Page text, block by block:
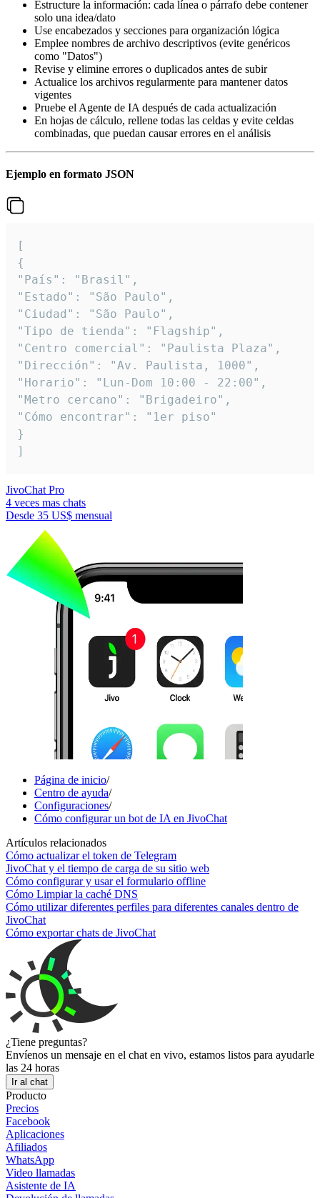
Estructure la información: cada línea o párrafo debe contener
solo una idea/dato
Use encabezados y secciones para organización lógica
Emplee nombres de archivo descriptivos (evite genéricos
como "Datos")
Revise y elimine errores o duplicados antes de subir
Actualice los archivos regularmente para mantener datos
vigentes
Pruebe el Agente de IA después de cada actualización
En hojas de cálculo, rellene todas las celdas y evite celdas
combinadas, que puedan causar errores en el análisis
Ejemplo en formato JSON
[
{
"País": "Brasil",
"Estado": "São Paulo",
"Ciudad": "São Paulo",
"Tipo de tienda": "Flagship",
"Centro comercial": "Paulista Plaza",
"Dirección": "Av. Paulista, 1000",
"Horario": "Lun-Dom 10:00 - 22:00",
"Metro cercano": "Brigadeiro",
"Cómo encontrar": "1er piso"
}
]
JivoChat Pro
4 veces mas chats
Desde 35 US$ mensual
Página de inicio/
Centro de ayuda/
Configuraciones/
Cómo configurar un bot de IA en JivoChat
Artículos relacionados
Cómo actualizar el token de Telegram
JivoChat y el tiempo de carga de su sitio web
Cómo configurar y usar el formulario offline
Cómo Limpiar la caché DNS
Cómo utilizar diferentes perfiles para diferentes canales dentro de
JivoChat
Cómo exportar chats de JivoChat
¿Tiene preguntas?
Envíenos un mensaje en el chat en vivo, estamos listos para ayudarle
las 24 horas
Ir al chat
Producto
Precios
Facebook
Aplicaciones
Afiliados
WhatsApp
Video llamadas
Asistente de IA